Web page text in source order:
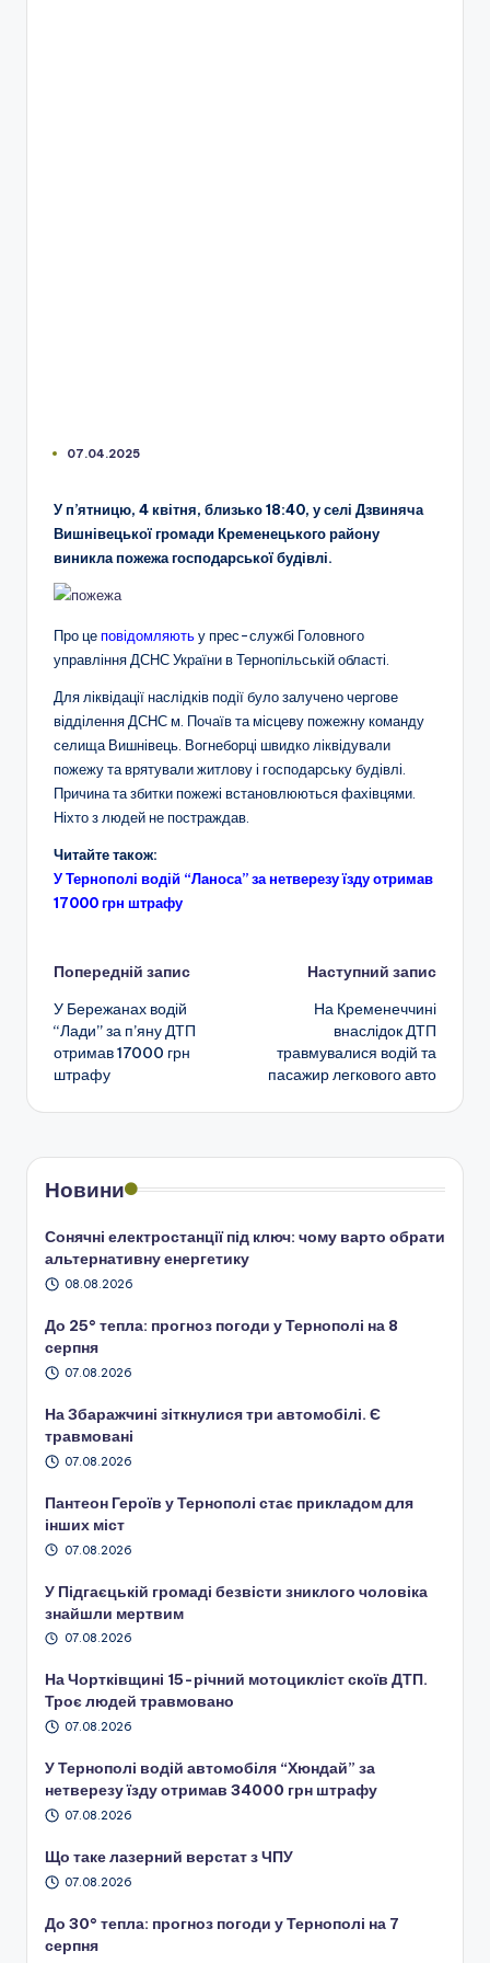
07.04.2025
У п’ятницю, 4 квітня, близько 18:40, у селі Дзвиняча
Вишнівецької громади Кременецького району
виникла пожежа господарської будівлі.
Про цеповідомляютьу прес-службі Головного
управління ДСНС України в Тернопільській області.
Для ліквідації наслідків події було залучено чергове
відділення ДСНС м. Почаїв та місцеву пожежну команду
селища Вишнівець. Вогнеборці швидко ліквідували
пожежу та врятували житлову і господарську будівлі.
Причина та збитки пожежі встановлюються фахівцями.
Ніхто з людей не постраждав.
Читайте також:
У Тернополі водій “Ланоса” за нетверезу їзду отримав
17000 грн штрафу
Навігація
по
запису
Попередній запис
У Бережанах водій
“Лади” за п’яну ДТП
отримав 17000 грн
штрафу
Наступний запис
На Кременеччині
внаслідок ДТП
травмувалися водій та
пасажир легкового авто
Новини
Сонячні електростанції під ключ: чому варто обрати
альтернативну енергетику
08.08.2026
До 25° тепла: прогноз погоди у Тернополі на 8
серпня
07.08.2026
На Збаражчині зіткнулися три автомобілі. Є
травмовані
07.08.2026
Пантеон Героїв у Тернополі стає прикладом для
інших міст
07.08.2026
У Підгаєцькій громаді безвісти зниклого чоловіка
знайшли мертвим
07.08.2026
На Чортківщині 15-річний мотоцикліст скоїв ДТП.
Троє людей травмовано
07.08.2026
У Тернополі водій автомобіля “Хюндай” за
нетверезу їзду отримав 34000 грн штрафу
07.08.2026
Що таке лазерний верстат з ЧПУ
07.08.2026
До 30° тепла: прогноз погоди у Тернополі на 7
серпня